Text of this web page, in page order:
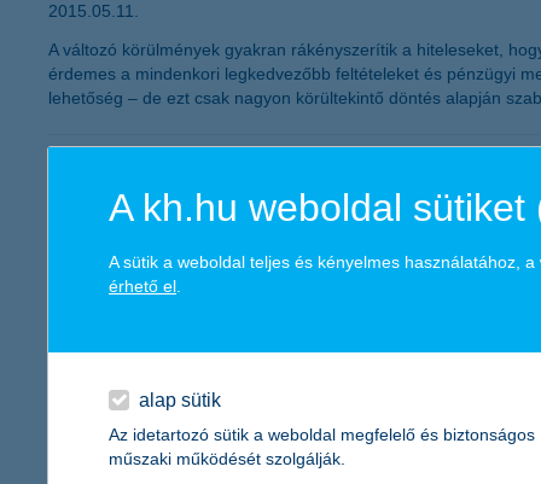
2015.05.11.
A változó körülmények gyakran rákényszerítik a hiteleseket,
érdemes a mindenkori legkedvezőbb feltételeket és pénzügyi
lehetőség – de ezt csak nagyon körültekintő döntés alapján
2015.05.07.
„Idén lejárnak az első, 2010-ben indított tartós befektetési
adókedvezmények további igénybevételéhez hosszabbítás
lakásokra támad a természet a
2015.05.07.
Áprilisban megérkezett a viharszezon Európába: a magyar
adatai szerint idén eddig a viharokhoz kapcsolódóan, lakás és
A kh.hu weboldal sütiket
A sütik a weboldal teljes és kényelmes használatához,
érhető el
alap sütik
Az idetartozó sütik a weboldal megfelelő és biztonságos
műszaki működését szolgálják.